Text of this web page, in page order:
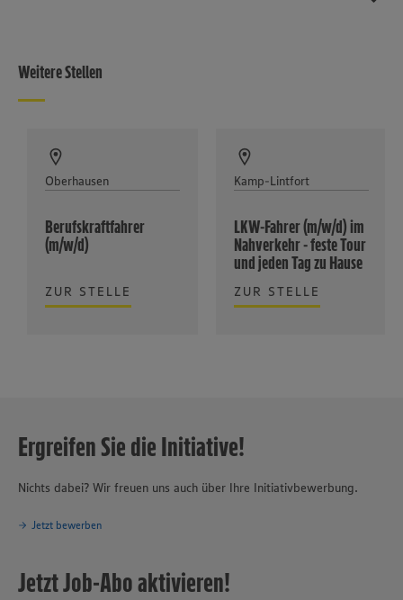
Weitere Stellen
Oberhausen
Berufskraftfahrer
(m/w/d)
ZUR STELLE
Kamp-Lintfort
LKW-Fahrer (m/w/d) im
Nahverkehr - feste Tour
und jeden Tag zu Hause
ZUR STELLE
Ergreifen Sie die Initiative!
Nichts dabei? Wir freuen uns auch über Ihre Initiativbewerbung.
Jetzt bewerben
Jetzt Job-Abo aktivieren!